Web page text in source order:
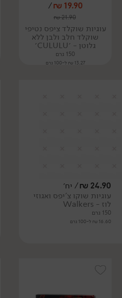
19.90
₪
/
21.90
₪
עוגיות שוקלד ציפס נטיפי
שוקלד חלב ולבן ללא
גלוטן - ׳CULULU׳
150 גרם
13.27 ₪ ל-100 גרם
24.90
₪/ יח׳
עוגיות שוקו צ'יפס ואגוזי
לוז - Walkers
150 גרם
16.60 ₪ ל-100 גרם